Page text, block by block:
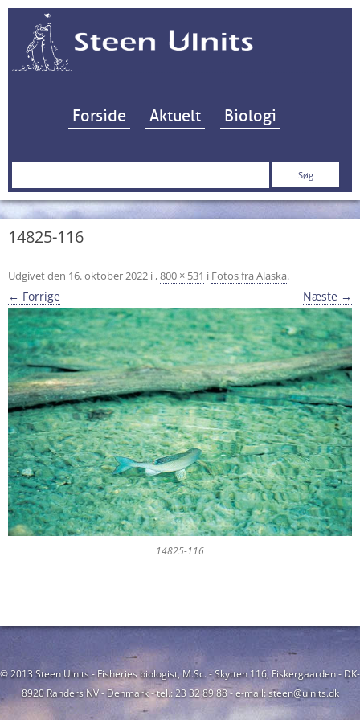
Hop til indhold
Forside Aktuelt Biologi
Søg
14825-116
Udgivet den 16. oktober 2022 i ,800 × 531 i Fotos fra Alaska.
← Forrige Næste →
14825-116
© 2013 Steen Ulnits - Fisheries biologist, M.Sc. - Skytten 116, Fiskergaarden - DK-
8920 Randers NV - Denmark - tel.: 23 32 89 88 - e-mail: steen@ulnits.dk